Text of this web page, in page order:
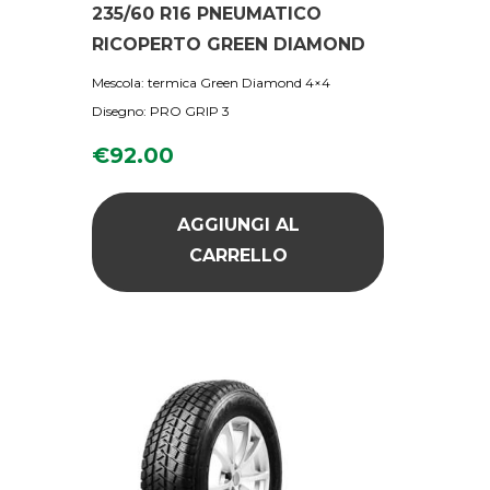
235/60 R16 PNEUMATICO
RICOPERTO GREEN DIAMOND
Mescola: termica Green Diamond 4×4
Disegno: PRO GRIP 3
€92.00
AGGIUNGI AL
CARRELLO